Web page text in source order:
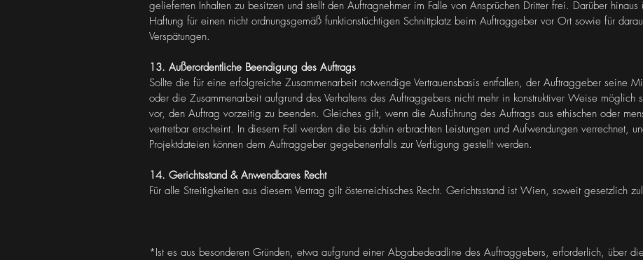
gelieferten Inhalten zu besitzen und stellt den Auftragnehmer im Falle von Ansprüchen Dritter frei. Darüber
Haftung für einen nicht ordnungsgemäß funktionstüchtigen Schnittplatz beim Auftraggeber vor Ort sowie für
Verspätungen.
13. Außerordentliche Beendigung des Auftrags
Sollte die für eine erfolgreiche Zusammenarbeit notwendige Vertrauensbasis entfallen, der Auftraggeber seine
oder die Zusammenarbeit aufgrund des Verhaltens des Auftraggebers nicht mehr in konstruktiver Weise möglich
vor, den Auftrag vorzeitig zu beenden. Gleiches gilt, wenn die Ausführung des Auftrags aus ethischen oder
vertretbar erscheint. In diesem Fall werden die bis dahin erbrachten Leistungen und Aufwendungen verrechnet,
Projektdateien können dem Auftraggeber gegebenenfalls zur Verfügung gestellt werden.
14. Gerichtsstand & Anwendbares Recht
Für alle Streitigkeiten aus diesem Vertrag gilt österreichisches Recht. Gerichtsstand ist Wien, soweit gesetzlich
*Ist es aus besonderen Gründen, etwa aufgrund einer Abgabedeadline des Auftraggebers, erforderlich, über